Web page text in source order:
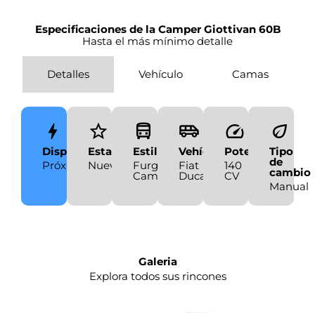
Especificaciones de la Camper Giottivan 60B
Hasta el más mínimo detalle
Detalles Vehículo Camas
Disponibilidad
Próximamente
Estado
Nueva
Estilo
Furgoneta
Camper
Vehículo
Fiat
Ducato
Potencia
140
CV
Tipo
de
cambio
Manual
Galeria
Explora todos sus rincones